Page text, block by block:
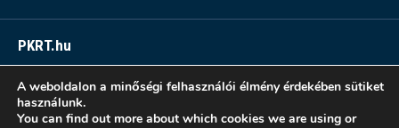
PKRT.hu
Piaci Kérdések Részletes Tára
PKRT >
A weboldalon a minőségi felhasználói élmény érdekében sütiket
használunk.
You can find out more about which cookies we are using or